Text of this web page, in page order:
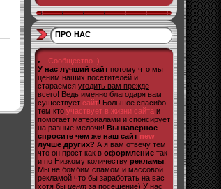
ПРО НАС
Сообщество :)
У нас лучший сайт потому что мы
ценим наших посетителей и
стараемся угодить вам прежде
всего! Ведь именно благодаря вам
существует сайт! Большое спасибо
тем кто участвует в жизни сайта и
помогает материалами и спонсирует
на разные мелочи! Вы наверное
спросите чем же наш сайт new
лучше других? А я вам отвечу тем
что он прост как в оформление так
и по Низкому количеству рекламы!
Мы не бомбим спамом и массовой
рекламой что бы заработать на вас
хотя бы цент за посещение) У нас